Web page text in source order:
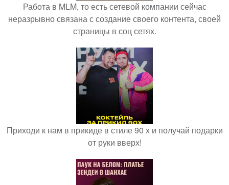
Работа в MLM, то есть сетевой компании сейчас
неразрывно связана с создание своего контента, своей
страницы в соц сетях.
Приходи к нам в прикиде в стиле 90 х и получай подарки
от руки вверх!